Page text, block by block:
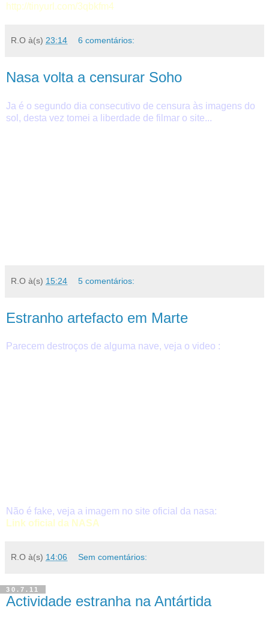
http://tinyurl.com/3qbkfm4
R.O à(s) 23:14 6 comentários:
Nasa volta a censurar Soho
Ja é o segundo dia consecutivo de censura às imagens do
sol, desta vez tomei a liberdade de filmar o site...
R.O à(s) 15:24 5 comentários:
Estranho artefacto em Marte
Parecem destroços de alguma nave, veja o video :
Não é fake, veja a imagem no site oficial da nasa:
Link oficial da NASA
R.O à(s) 14:06 Sem comentários:
30.7.11
Actividade estranha na Antártida